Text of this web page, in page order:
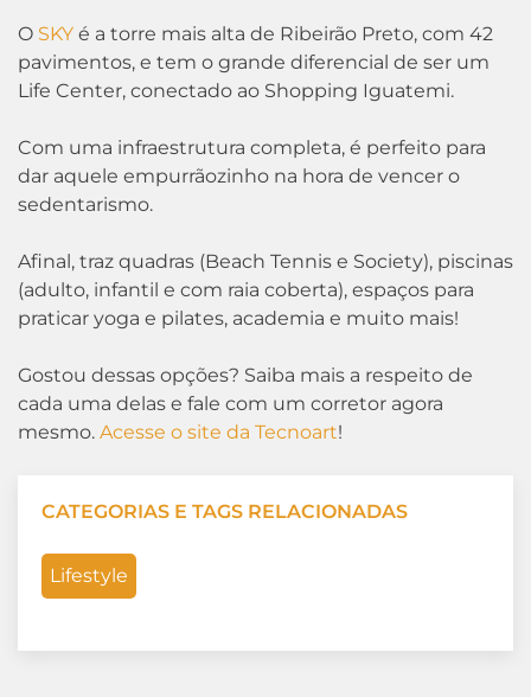
O SKY é a torre mais alta de Ribeirão Preto, com 42
pavimentos, e tem o grande diferencial de ser um
Life Center, conectado ao Shopping Iguatemi.
Com uma infraestrutura completa, é perfeito para
dar aquele empurrãozinho na hora de vencer o
sedentarismo.
Afinal, traz quadras (Beach Tennis e Society), piscinas
(adulto, infantil e com raia coberta), espaços para
praticar yoga e pilates, academia e muito mais!
Gostou dessas opções? Saiba mais a respeito de
cada uma delas e fale com um corretor agora
mesmo. Acesse o site da Tecnoart!
CATEGORIAS E TAGS RELACIONADAS
Lifestyle